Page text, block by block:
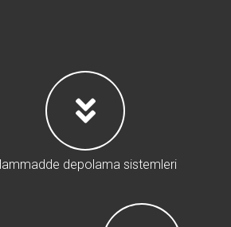
depolama sistemleri